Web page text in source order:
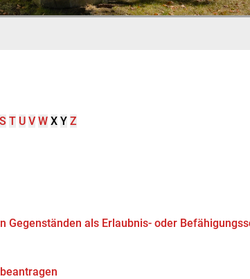
S T U V W X Y Z
Gegenständen als Erlaubnis- oder